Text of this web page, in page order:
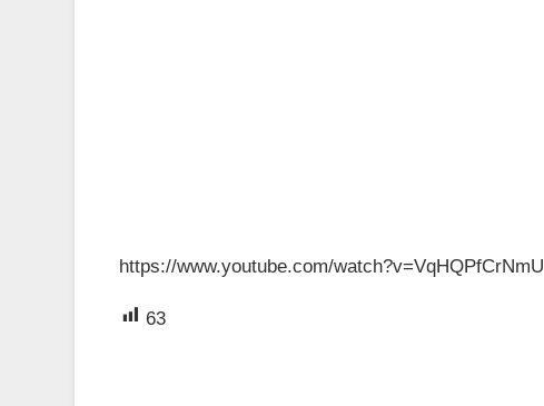
https://www.youtube.com/watch?v=VqHQPfCrNmU
63